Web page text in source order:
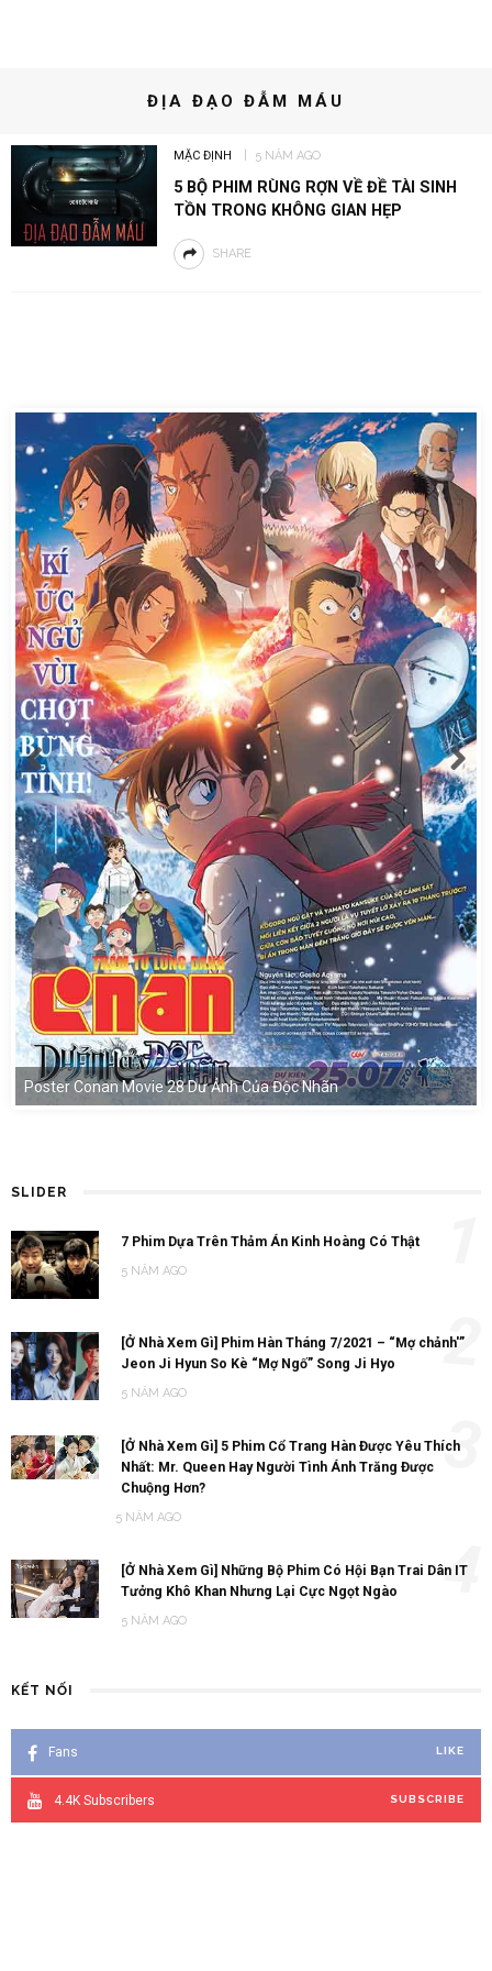
ĐỊA ĐẠO ĐẪM MÁU
MẶC ĐỊNH 5 NĂM AGO
5 BỘ PHIM RÙNG RỢN VỀ ĐỀ TÀI SINH
TỒN TRONG KHÔNG GIAN HẸP
SHARE
Poster Conan Movie 28 Dư Ảnh Của Độc Nhãn
SLIDER
7 Phim Dựa Trên Thảm Án Kinh Hoàng Có Thật
5 NĂM AGO
[Ở Nhà Xem Gì] Phim Hàn Tháng 7/2021 – “Mợ chảnh'”
Jeon Ji Hyun So Kè “Mợ Ngố” Song Ji Hyo
5 NĂM AGO
2
[Ở Nhà Xem Gì] 5 Phim Cổ Trang Hàn Được Yêu Thích
Nhất: Mr. Queen Hay Người Tình Ánh Trăng Được
Chuộng Hơn?
5 NĂM AGO
3
[Ở Nhà Xem Gì] Những Bộ Phim Có Hội Bạn Trai Dân IT
Tưởng Khô Khan Nhưng Lại Cực Ngọt Ngào
5 NĂM AGO
4
KẾT NỐI
Fans LIKE
4.4K Subscribers SUBSCRIBE